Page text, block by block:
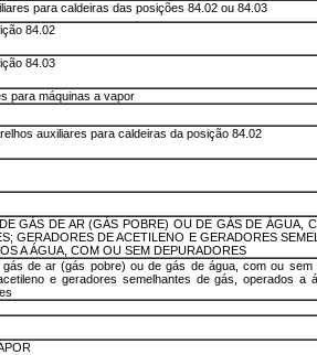
para caldeiras das posições 84.02 ou 84.03
84.02
84.03
para máquinas a vapor
auxiliares para caldeiras da posição 84.02
GÁS DE AR (GÁS POBRE) OU DE GÁS DE ÁGUA,
GERADORES DE ACETILENO E GERADORES
A ÁGUA, COM OU SEM DEPURADORES
de ar (gás pobre) ou de gás de água, com ou sem
e geradores semelhantes de gás, operados a